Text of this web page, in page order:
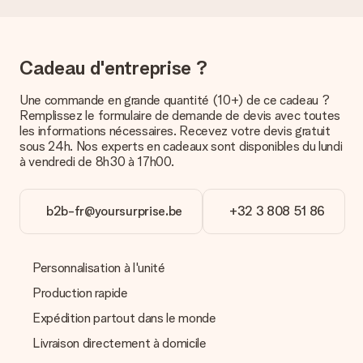
précise pour votre cadeau.
Quel est le délai de livraison ? Quand est-ce que mon
cadeau sera livré ?
Le délai de livraison est indiqué sur la page du produit choisi.
Quelles sont les options de livraison ?
Pour l’instant, il n’est pas (encore) possible de choisir une
option de livraison. Le cadeau commandé vous est envoyé par
manière votre paquet vous sera livré, merci de bien vouloir
contacter notre service client.
Paiement
Comment puis-je régler ma commande ?
Nous proposons les formes de paiement suivantes : Paypal,
carte bancaire ou par virement bancaire. Comptez un délai de
3 jours supplémentaires pour la livraison de votre cadeau en
cas de paiement par virement bancaire.
Cadeau d'entreprise ?
Une commande en grande quantité (10+) de ce cadeau ?
Remplissez le formulaire de demande de devis avec toutes
les informations nécessaires. Recevez votre devis gratuit
sous 24h. Nos experts en cadeaux sont disponibles du lundi
à vendredi de 8h30 à 17h00.
b2b-fr@yoursurprise.be +32 3 808 51 86
Personnalisation à l'unité
Production rapide
Expédition partout dans le monde
Livraison directement à domicile